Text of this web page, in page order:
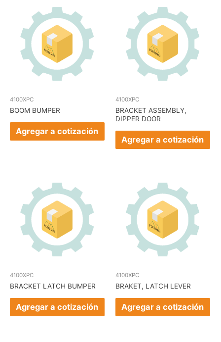
4100XPC
BOOM BUMPER
Agregar a cotización
4100XPC
BRACKET ASSEMBLY,
DIPPER DOOR
Agregar a cotización
4100XPC
BRACKET LATCH BUMPER
Agregar a cotización
4100XPC
BRAKET, LATCH LEVER
Agregar a cotización